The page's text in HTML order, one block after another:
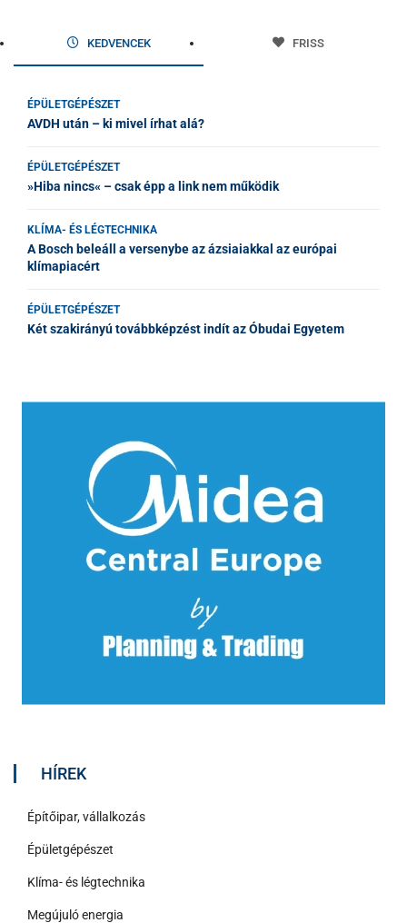
KEDVENCEK FRISS
ÉPÜLETGÉPÉSZET
AVDH után – ki mivel írhat alá?
ÉPÜLETGÉPÉSZET
»Hiba nincs« – csak épp a link nem működik
KLÍMA- ÉS LÉGTECHNIKA
A Bosch beleáll a versenybe az ázsiaiakkal az európai
klímapiacért
ÉPÜLETGÉPÉSZET
Két szakirányú továbbképzést indít az Óbudai Egyetem
HÍREK
Építőipar, vállalkozás
Épületgépészet
Klíma- és légtechnika
Megújuló energia